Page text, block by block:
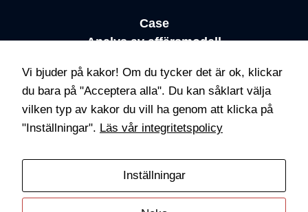
Case
Analys av affärsmodell
Meta ads med NLP
Om Agrepto
Kontakt
© 2026 Agrepto AB. Alla rättigheter reserverade
Vi bjuder på kakor! Om du tycker det är ok, klickar
du bara på "Acceptera alla". Du kan såklart välja
vilken typ av kakor du vill ha genom att klicka på
"Inställningar". Läs vår integritetspolicy
Inställningar